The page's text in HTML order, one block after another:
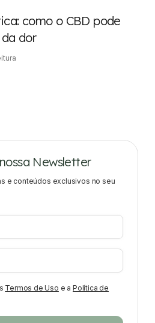
como o CBD pode
dor
Newsletter
e conteúdos exclusivos no seu
Termos de Uso e a Política de